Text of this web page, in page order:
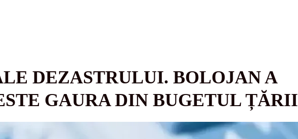
DEZASTRULUI. BOLOJAN A
GAURA DIN BUGETUL ȚĂRII